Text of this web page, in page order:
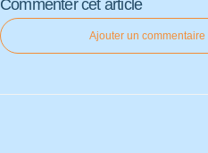
Commenter cet article
Ajouter un commentaire